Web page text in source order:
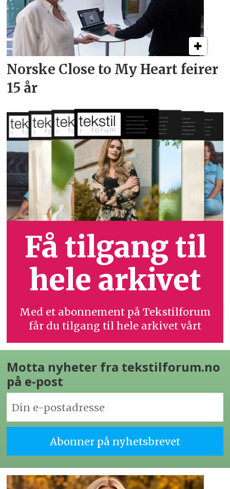
Norske Close to My Heart feirer
15 år
Få tilgang til
hele arkivet
Med et abonnement på Tekstilforum
får du tilgang til hele arkivet vårt
Motta nyheter fra tekstilforum.no
på e-post